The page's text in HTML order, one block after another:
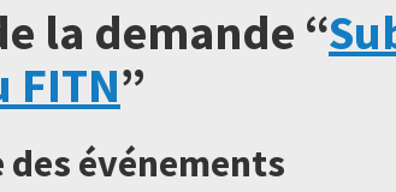
la demande “
FITN”
événements